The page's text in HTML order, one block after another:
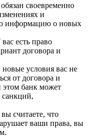
своевременно
и
информацию о новых
есть право
договора и
новые условия вас не
от договора и
этом банк может
считаете, что
ваши права, вы